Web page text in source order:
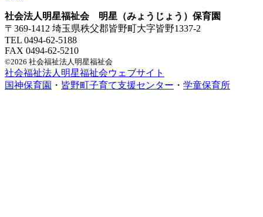
社会法人明星福祉会 明星（みょうじょう）保育園
〒369-1412 埼玉県秩父郡皆野町大字皆野1337-2
TEL 0494-62-5188
FAX 0494-62-5210
©2026 社会福祉法人明星福祉会
社会福祉法人明星福祉会ウェブサイト
国神保育園 ・ 皆野町子育て支援センター ・ 学童保育所